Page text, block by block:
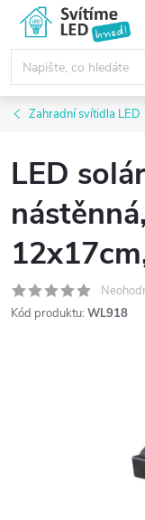
obsah
Zahradní svítidla LED
LED
Kód produktu: WL918